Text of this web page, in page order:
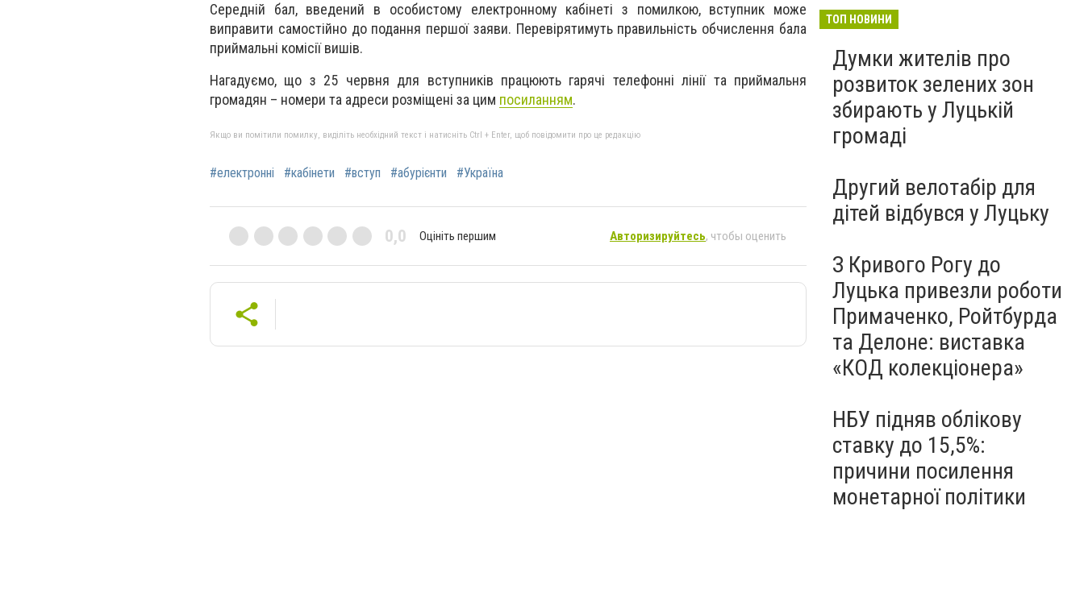
Середній бал, введений в особистому електронному кабінеті з помилкою, вступник може
виправити самостійно до подання першої заяви. Перевірятимуть правильність обчислення бала
приймальні комісії вишів.
Нагадуємо, що з 25 червня для вступників працюють гарячі телефонні лінії та приймальня
громадян – номери та адреси розміщені за цим посиланням.
Якщо ви помітили помилку, виділіть необхідний текст і натисніть Ctrl + Enter, щоб повідомити про це редакцію
#електронні #кабінети #вступ #абурієнти #Україна
0,0 Оцініть першим Авторизируйтесь, чтобы оценить
ТОП НОВИНИ
Думки жителів про
розвиток зелених зон
збирають у Луцькій
громаді
Другий велотабір для
дітей відбувся у Луцьку
З Кривого Рогу до
Луцька привезли роботи
Примаченко, Ройтбурда
та Делоне: виставка
«КОД колекціонера»
НБУ підняв облікову
ставку до 15,5%:
причини посилення
монетарної політики